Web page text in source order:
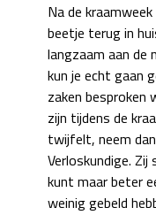
Na de
beetje terug in
langzaam aan de
kun je echt gaan
zaken besproken
zijn tijdens de
twijfelt, neem
Verloskundige.
kunt maar beter
weinig gebeld